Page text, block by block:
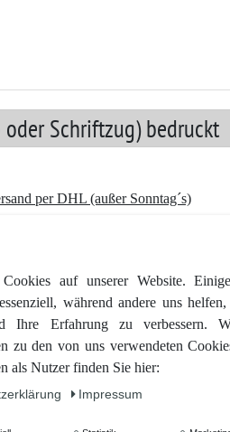
Schriftzug) bedruckt
per DHL (außer Sonntag´s)
Sag was du denkst,
deine Tasse im
mm zum bedrucken zur Verfügung,
auf unserer Website.
während andere uns helfen,
Ihre Erfahrung zu verbessern.
zu den von uns verwendeten
als Nutzer finden Sie hier:
Impressum